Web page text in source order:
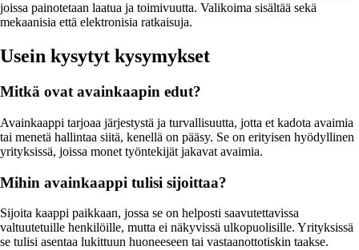
joissa painotetaan laatua ja toimivuutta. Valikoima sisältää sekä
mekaanisia että elektronisia ratkaisuja.
Usein kysytyt kysymykset
Mitkä ovat avainkaapin edut?
Avainkaappi tarjoaa järjestystä ja turvallisuutta, jotta et kadota avaimia
tai menetä hallintaa siitä, kenellä on pääsy. Se on erityisen hyödyllinen
yrityksissä, joissa monet työntekijät jakavat avaimia.
Mihin avainkaappi tulisi sijoittaa?
Sijoita kaappi paikkaan, jossa se on helposti saavutettavissa
valtuutetuille henkilöille, mutta ei näkyvissä ulkopuolisille. Yrityksissä
se tulisi asentaa lukittuun huoneeseen tai vastaanottotiskin taakse.